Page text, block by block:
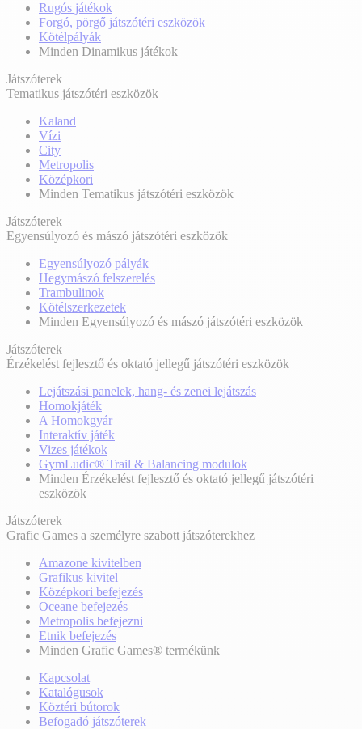
Rugós játékok
Forgó, pörgő játszótéri eszközök
Kötélpályák
Minden Dinamikus játékok
Játszóterek
Tematikus játszótéri eszközök
Kaland
Vízi
City
Metropolis
Középkori
Minden Tematikus játszótéri eszközök
Játszóterek
Egyensúlyozó és mászó játszótéri eszközök
Egyensúlyozó pályák
Hegymászó felszerelés
Trambulinok
Kötélszerkezetek
Minden Egyensúlyozó és mászó játszótéri eszközök
Játszóterek
Érzékelést fejlesztő és oktató jellegű játszótéri eszközök
Lejátszási panelek, hang- és zenei lejátszás
Homokjáték
A Homokgyár
Interaktív játék
Vizes játékok
GymLudic® Trail & Balancing modulok
Minden Érzékelést fejlesztő és oktató jellegű játszótéri
eszközök
Játszóterek
Grafic Games a személyre szabott játszóterekhez
Amazone kivitelben
Grafikus kivitel
Középkori befejezés
Oceane befejezés
Metropolis befejezni
Etnik befejezés
Minden Grafic Games® termékünk
Kapcsolat
Katalógusok
Köztéri bútorok
Befogadó játszóterek